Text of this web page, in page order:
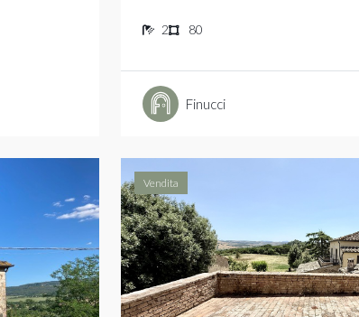
2 80
Finucci
Vendita